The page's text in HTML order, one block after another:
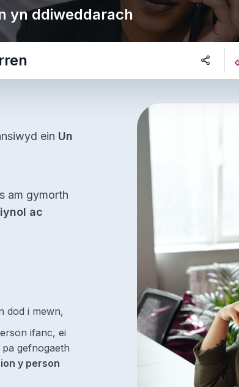
Cynnwys Arbennig
Profiad y Claf
yn ddiweddarach
ein Un
am gymorth
ac
dod i mewn,
ifanc, ei
gefnogaeth
y person